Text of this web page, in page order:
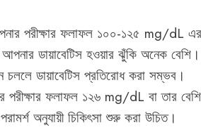
পরীক্ষার ফলাফল ১০০-১২৫ mg/dL
ডায়াবেটিস হওয়ার ঝুঁকি অনেক বেশি।
চললে ডায়াবেটিস প্রতিরোধ করা সম্ভব।
পরীক্ষার ফলাফল ১২৬ mg/dL বা তার
অনুযায়ী চিকিৎসা শুরু করা উচিত।